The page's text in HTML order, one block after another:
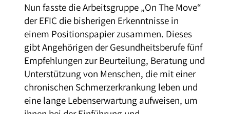
Nun fasste die Arbeitsgruppe „On The Move“
der EFIC die bisherigen Erkenntnisse in
einem Positionspapier zusammen. Dieses
gibt Angehörigen der Gesundheitsberufe fünf
Empfehlungen zur Beurteilung, Beratung und
Unterstützung von Menschen, die mit einer
chronischen Schmerz­erkrankung leben und
eine lange Lebenserwartung aufweisen, um